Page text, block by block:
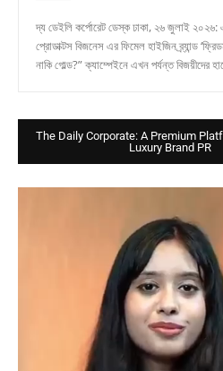
দ্য ডেইলি কর্পোরেট ডেস্ক ঢাকা, ২৬ জুলাই ২০২৬: এসিআই হাইজিন
প্রোডাক্টস বিজনেস এর ফিমেল হাইজিন ব্র্যান্ড
নাকি গোল্ড?” ক্যাম্পেইনে এখন পর্যন্ত বিজয়ীদের
The Daily Corporate: A Premium
Luxury Brand PR